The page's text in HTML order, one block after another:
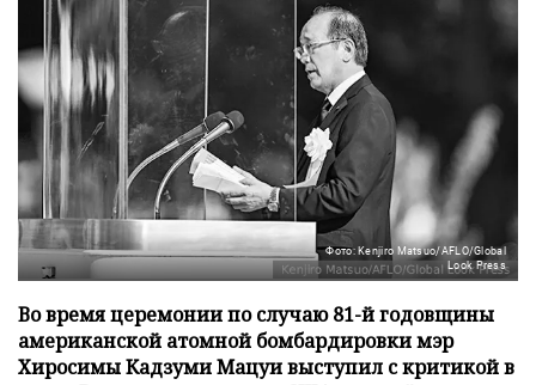
Фото: Kenjiro Matsuo/AFLO/Global
Look Press
Во время церемонии по случаю 81-й годовщины
американской атомной бомбардировки мэр
Хиросимы Кадзуми Мацуи выступил с критикой в